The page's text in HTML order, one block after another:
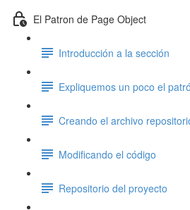
El Patron de Page Object
Introducción a la sección
Expliquemos un poco el
Creando el archivo
Modificando el código
Repositorio del proyecto